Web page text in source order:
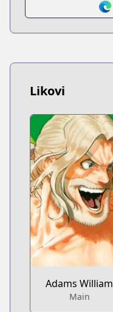
Likovi
Adams William
Main